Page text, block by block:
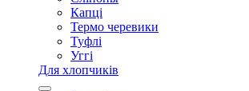
Капці
Термо черевики
Туфлі
Уггі
Для хлопчиків